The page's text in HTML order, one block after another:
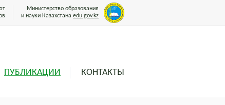
Министерство образования
и науки Казахстана edu.gov.kz
ПУБЛИКАЦИИ КОНТАКТЫ